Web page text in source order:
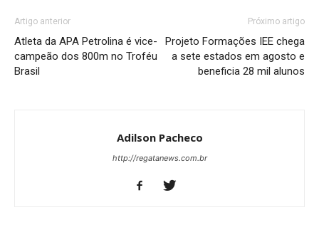
Artigo anterior
Atleta da APA Petrolina é vice-
campeão dos 800m no Troféu
Brasil
Próximo artigo
Projeto Formações IEE chega
a sete estados em agosto e
beneficia 28 mil alunos
Adilson Pacheco
http://regatanews.com.br